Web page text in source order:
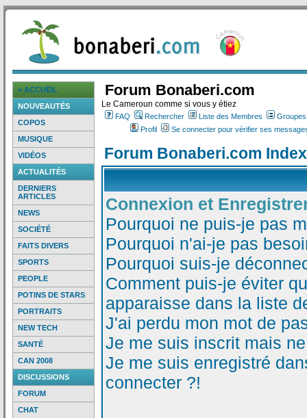
> ACCUEIL
NOUVEAUTÉS
COPOS
MUSIQUE
VIDÉOS
ACTUALITÉS
DERNIERS
ARTICLES
NEWS
SOCIÉTÉ
FAITS DIVERS
SPORTS
PEOPLE
POTINS DE STARS
PORTRAITS
NEW TECH
SANTÉ
CAN 2008
DISCUSSIONS
FORUM
CHAT
Forum Bonaberi.com
Le Cameroun comme si vous y étiez
FAQ Rechercher Liste des Membres
Profil
Se connecter pour vérifier ses
Forum Bonaberi.com
Connexion et
Pourquoi ne puis-je pas
Pourquoi n'ai-je pas
Pourquoi suis-je
Comment puis-je éviter
apparaisse dans la liste
J'ai perdu mon mot de
Je me suis inscrit mais
Je me suis enregistré
connecter ?!